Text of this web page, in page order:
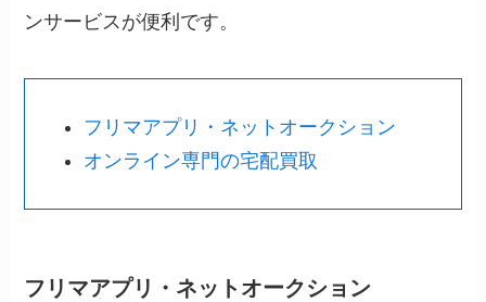
ンサービスが便利です。
フリマアプリ・ネットオークション
オンライン専門の宅配買取
フリマアプリ・ネットオークション